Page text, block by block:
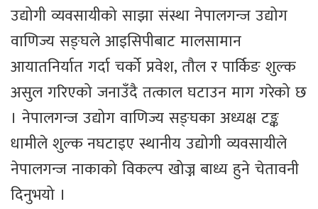
उद्योगी व्यवसायीको साझा संस्था नेपालगन्ज उद्योग
वाणिज्य सङ्घले आइसिपीबाट मालसामान
आयातनिर्यात गर्दा चर्को प्रवेश, तौल र पार्किङ शुल्क
असुल गरिएको जनाउँदै तत्काल घटाउन माग गरेको छ
। नेपालगन्ज उद्योग वाणिज्य सङ्घका अध्यक्ष टङ्क
धामीले शुल्क नघटाइए स्थानीय उद्योगी व्यवसायीले
नेपालगन्ज नाकाको विकल्प खोज्न बाध्य हुने चेतावनी
दिनुभयो ।